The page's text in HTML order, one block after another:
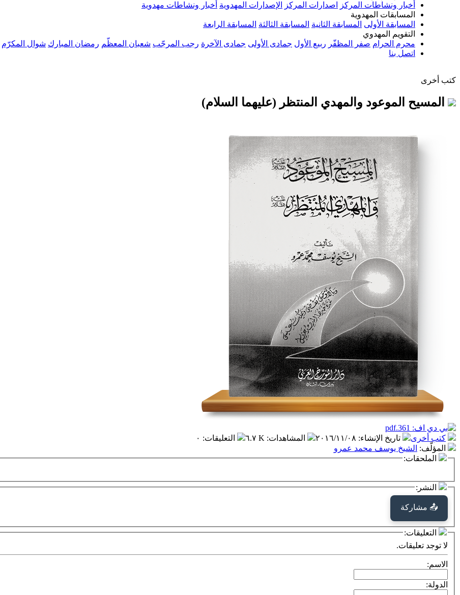
أخبار ونشاطات المركز
اصدارات المركز الإصدارات المهدوية أخبار ونشاطات مهدوية
المسابقات المهدوية
المسابقة الأولى المسابقة الثانية المسابقة الثالثة المسابقة الرابعة
التقويم المهدوي
محرم الحرام صفر المظفّر ربيع الأول جمادى الأولى جمادى الآخرة رجب المرجّب شعبان المعظّم رمضان المبارك شوال المكرّم
اتصل بنا
كتب أخرى
المسيح الموعود والمهدي المنتظر (عليهما السلام)
كتب أخرى تاريخ الإنشاء: ٢٠١٦/١١/٠٨ المشاهدات: ٦.٧ K التعليقات: ٠
المؤلّف: الشيخ يوسف محمد عمرو
الملحقات:
النشر:
📤 مشاركة
التعليقات:
لا توجد تعليقات.
الاسم:
الدولة: